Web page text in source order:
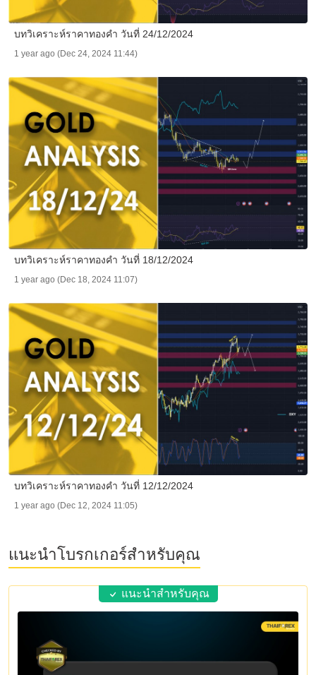
บทวิเคราะห์ราคาทองคำ วันที่ 24/12/2024
1 year ago (Dec 24, 2024 11:44)
บทวิเคราะห์ราคาทองคำ วันที่ 18/12/2024
1 year ago (Dec 18, 2024 11:07)
บทวิเคราะห์ราคาทองคำ วันที่ 12/12/2024
1 year ago (Dec 12, 2024 11:05)
แนะนำโบรกเกอร์สำหรับคุณ
แนะนำสำหรับคุณ